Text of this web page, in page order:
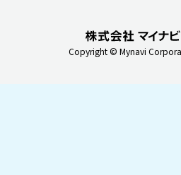
Copyright © Mynavi